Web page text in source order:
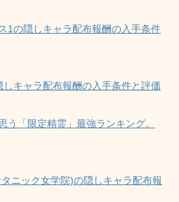
1の隠しキャラ配布報酬の入手条件
しキャラ配布報酬の入手条件と評価
う「限定精霊」最強ランキング。
タニック女学院)の隠しキャラ配布報